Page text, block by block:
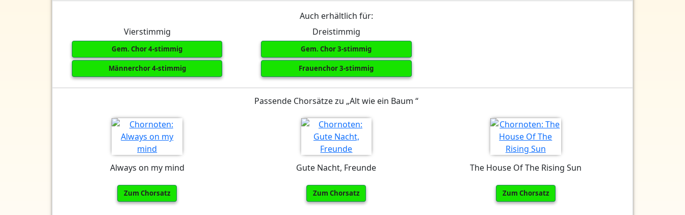
Auch erhältlich für:
Vierstimmig
Gem. Chor 4-stimmig
Männerchor 4-stimmig
Dreistimmig
Gem. Chor 3-stimmig
Frauenchor 3-stimmig
Passende Chorsätze zu „Alt wie ein Baum “
Always on my mind
Zum Chorsatz
Gute Nacht, Freunde
Zum Chorsatz
The House Of The Rising Sun
Zum Chorsatz